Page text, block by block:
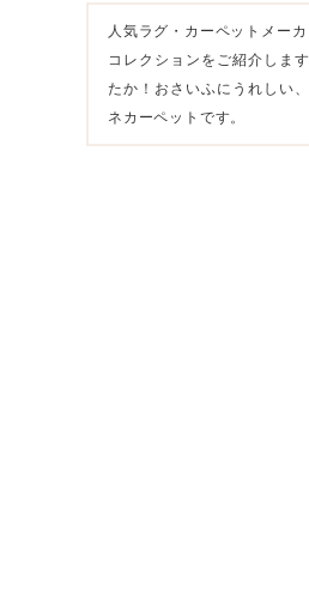
人気ラグ・カーペットメー
コレクションをご紹介しま
たか！おさいふにうれしい
ネカーペットです。